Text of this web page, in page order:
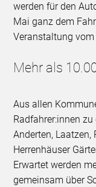
werden für den
Mai ganz dem
Veranstaltung vom
Mehr als
Aus allen
Radfahrer:innen
Anderten, Laatzen,
Herrenhäuser
Erwartet werden
gemeinsam über